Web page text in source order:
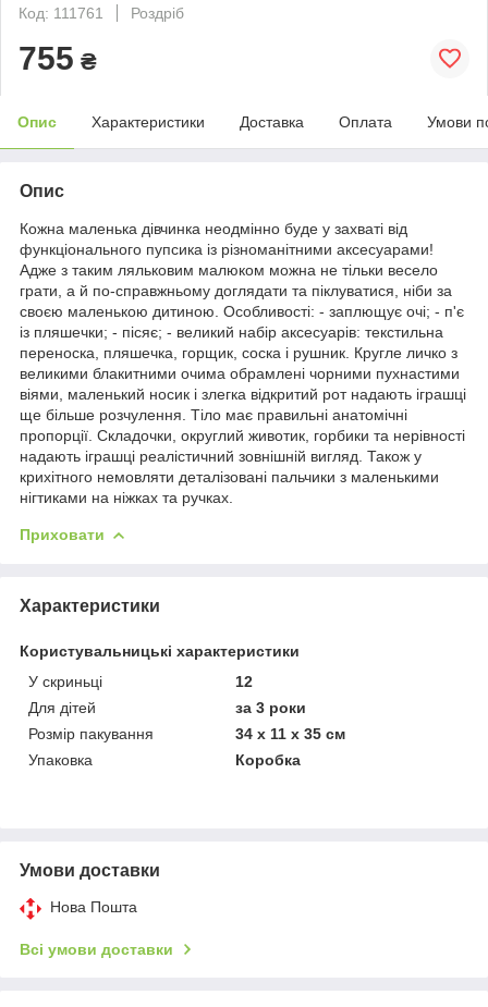
Код: 111761
Роздріб
755 ₴
Опис Характеристики Доставка Оплата Умови
Опис
Кожна маленька дівчинка неодмінно буде у захваті від
функціонального пупсика із різноманітними аксесуарами!
Адже з таким ляльковим малюком можна не тільки весело
грати, а й по-справжньому доглядати та піклуватися, ніби за
своєю маленькою дитиною. Особливості: - заплющує очі; - п'є
із пляшечки; - пісяє; - великий набір аксесуарів: текстильна
переноска, пляшечка, горщик, соска і рушник. Кругле личко з
великими блакитними очима обрамлені чорними пухнастими
віями, маленький носик і злегка відкритий рот надають іграшці
ще більше розчулення. Тіло має правильні анатомічні
пропорції. Складочки, округлий животик, горбики та нерівності
надають іграшці реалістичний зовнішній вигляд. Також у
крихітного немовляти деталізовані пальчики з маленькими
нігтиками на ніжках та ручках.
Приховати
Характеристики
Користувальницькі характеристики
У скриньці
12
Для дітей
за 3 роки
Розмір пакування
34 х 11 х 35 см
Упаковка
Коробка
Умови доставки
Нова Пошта
Всі умови доставки